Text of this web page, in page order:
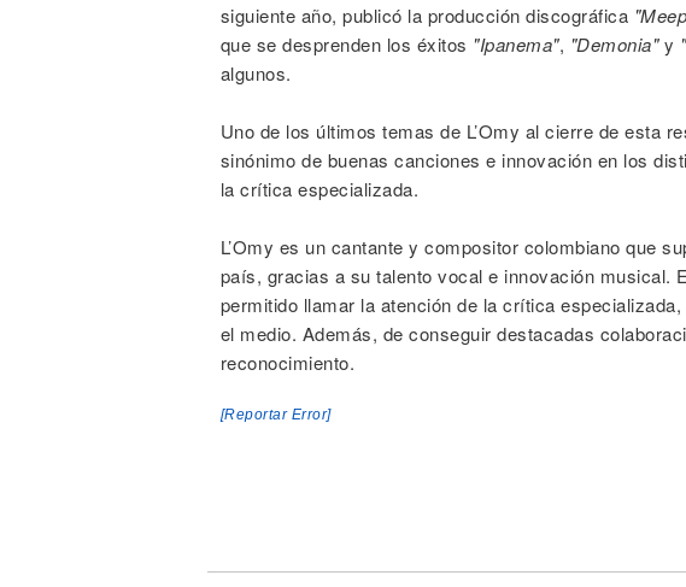
siguiente año, publicó la producción discográfica
que se desprenden los éxitos "Ipanema", "Demonia"y
algunos.
Uno de los últimos temas de L’Omy al cierre de esta
sinónimo de buenas canciones e innovación en los
la crítica especializada.
L’Omy es un cantante y compositor colombiano que
país, gracias a su talento vocal e innovación musical.
permitido llamar la atención de la crítica
el medio. Además, de conseguir destacadas
reconocimiento.
[Reportar Error]